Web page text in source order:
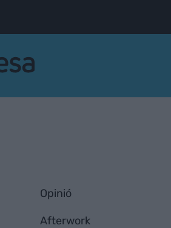
Opinió
Afterwork